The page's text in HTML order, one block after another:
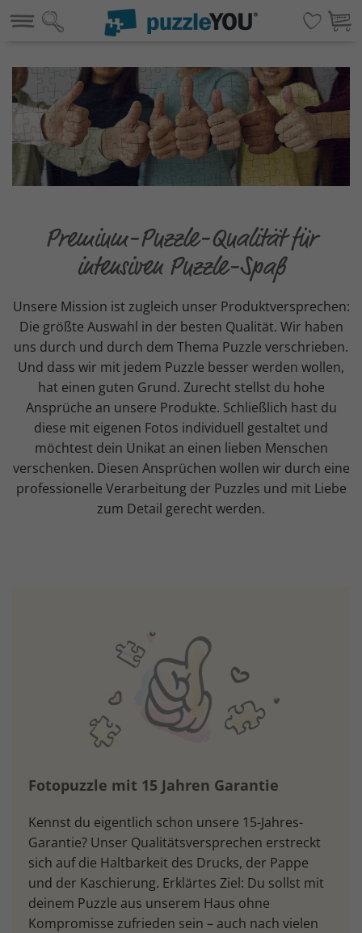
Premium-Puzzle-Qualität für
intensiven Puzzle-Spaß
Unsere Mission ist zugleich unser Produktversprechen:
Die größte Auswahl in der besten Qualität. Wir haben
uns durch und durch dem Thema Puzzle verschrieben.
Und dass wir mit jedem Puzzle besser werden wollen,
hat einen guten Grund. Zurecht stellst du hohe
Ansprüche an unsere Produkte. Schließlich hast du
diese mit eigenen Fotos individuell gestaltet und
möchtest dein Unikat an einen lieben Menschen
verschenken. Diesen Ansprüchen wollen wir durch eine
professionelle Verarbeitung der Puzzles und mit Liebe
zum Detail gerecht werden.
Fotopuzzle mit 15 Jahren Garantie
Kennst du eigentlich schon unsere 15-Jahres-
Garantie? Unser Qualitätsversprechen erstreckt
sich auf die Haltbarkeit des Drucks, der Pappe
und der Kaschierung. Erklärtes Ziel: Du sollst mit
deinem Puzzle aus unserem Haus ohne
Kompromisse zufrieden sein – auch nach vielen